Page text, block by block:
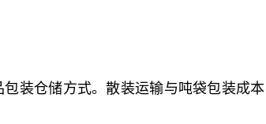
装仓储方式。散装运输与吨袋包装成